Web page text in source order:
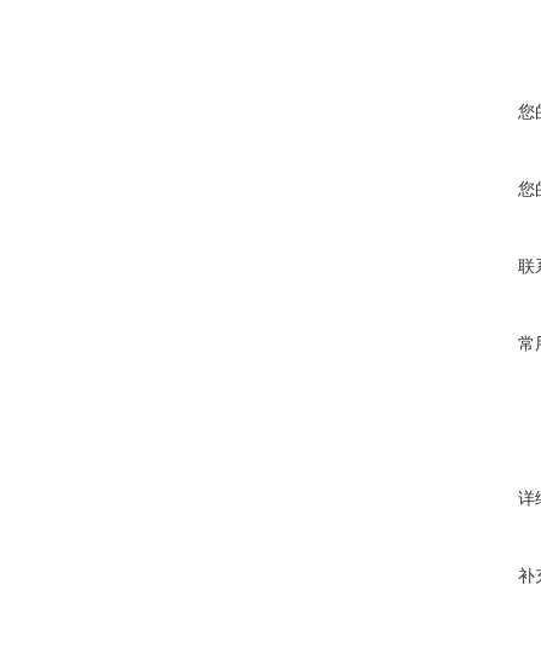
您
您
联
常
详
补